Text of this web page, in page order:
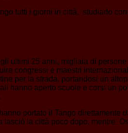
tutti i giorni in città, studiarlo
ultimi 25 anni, migliaia di
congressi e maestri
per la strada, portandosi un
hanno aperto scuole e corsi un
portato il Tango
lasciò la città poco dopo, mentre